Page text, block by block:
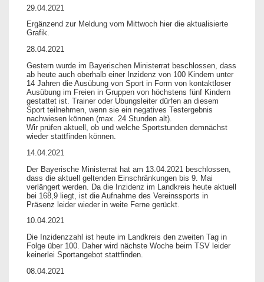
29.04.2021
Ergänzend zur Meldung vom Mittwoch hier die aktualisierte
Grafik.
28.04.2021
Gestern wurde im Bayerischen Ministerrat beschlossen, dass
ab heute auch oberhalb einer Inzidenz von 100 Kindern unter
14 Jahren die Ausübung von Sport in Form von kontaktloser
Ausübung im Freien in Gruppen von höchstens fünf Kindern
gestattet ist. Trainer oder Übungsleiter dürfen an diesem
Sport teilnehmen, wenn sie ein negatives Testergebnis
nachwiesen können (max. 24 Stunden alt).
Wir prüfen aktuell, ob und welche Sportstunden demnächst
wieder stattfinden können.
14.04.2021
Der Bayerische Ministerrat hat am 13.04.2021 beschlossen,
dass die aktuell geltenden Einschränkungen bis 9. Mai
verlängert werden. Da die Inzidenz im Landkreis heute aktuell
bei 168,9 liegt, ist die Aufnahme des Vereinssports in
Präsenz leider wieder in weite Ferne gerückt.
10.04.2021
Die Inzidenzzahl ist heute im Landkreis den zweiten Tag in
Folge über 100. Daher wird nächste Woche beim TSV leider
keinerlei Sportangebot stattfinden.
08.04.2021